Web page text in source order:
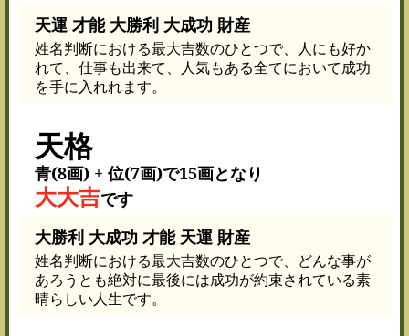
天運 才能 大勝利 大成功 財産
姓名判断における最大吉数のひとつで、人にも好か
れて、仕事も出来て、人気もある全てにおいて成功
を手に入れれます。
天格
青(8画) + 位(7画)で15画となり
大大吉です
大勝利 大成功 才能 天運 財産
姓名判断における最大吉数のひとつで、どんな事が
あろうとも絶対に最後には成功が約束されている素
晴らしい人生です。